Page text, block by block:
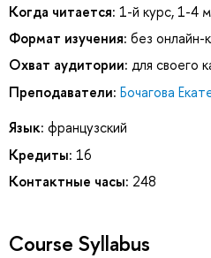
Когда читается: 1-й курс, 1-4
Формат изучения: без онлайн-
Охват аудитории: для своего
Преподаватели: Бочагова
Язык: французский
Кредиты: 16
Контактные часы: 248
Course Syllabus